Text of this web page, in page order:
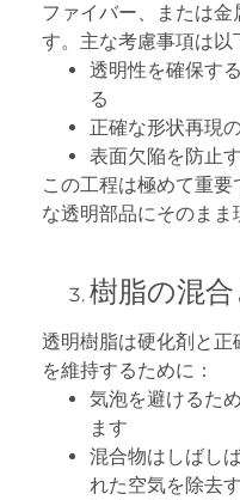
ファイバー、または金
す。主な考慮事項は以
透明性を確保す
る
正確な形状再現
表面欠陥を防止
この工程は極めて重
な透明部品にそのまま
樹脂の混
透明樹脂は硬化剤と
を維持するために：
気泡を避けるた
ます
混合物はしばし
れた空気を除去